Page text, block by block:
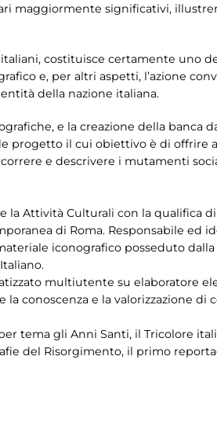
maggiormente significativi,
italiani, costituisce certamente uno
e, per altri aspetti, l’azione
della nazione italiana.
e la creazione della banca
progetto il cui obiettivo è di offrire
e descrivere i mutamenti
la Attività Culturali con la qualifica
di Roma. Responsabile ed
iconografico posseduto
multiutente su elaboratore
conoscenza e la valorizzazione
tema gli Anni Santi, il Tricolore
del Risorgimento, il primo